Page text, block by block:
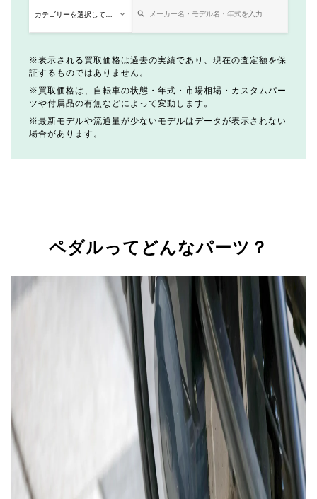
表示される買取価格は過去の実績であり、現在の査定額を保
証するものではありません。
買取価格は、自転車の状態・年式・市場相場・カスタムパー
ツや付属品の有無などによって変動します。
最新モデルや流通量が少ないモデルはデータが表示されない
場合があります。
ペダルってどんなパーツ？